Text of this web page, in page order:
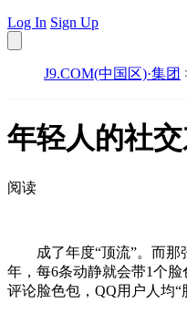
Log In Sign Up
J9.COM(中国区)·集团
年轻人的社
阅读
成了年度“顶流”。而那张
年，每6条动静就会带1个
评论脸色包，QQ用户人均